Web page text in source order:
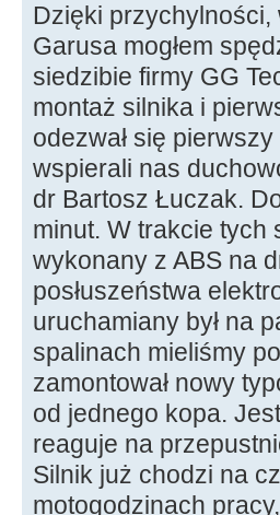
Dzięki przychylności,
Garusa mogłem
siedzibie firmy GG
montaż silnika i
odezwał się
wspierali nas
dr Bartosz Łuczak.
minut. W trakcie tych
wykonany z ABS na
posłuszeństwa
uruchamiany był na
spalinach mieliśmy
zamontował nowy
od jednego kopa.
reaguje na
Silnik już chodzi na
motogodzinach